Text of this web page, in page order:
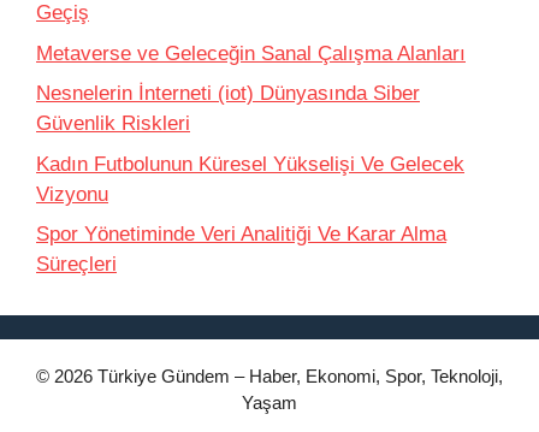
Geçiş
Metaverse ve Geleceğin Sanal Çalışma Alanları
Nesnelerin İnterneti (iot) Dünyasında Siber
Güvenlik Riskleri
Kadın Futbolunun Küresel Yükselişi Ve Gelecek
Vizyonu
Spor Yönetiminde Veri Analitiği Ve Karar Alma
Süreçleri
© 2026 Türkiye Gündem – Haber, Ekonomi, Spor, Teknoloji,
Yaşam